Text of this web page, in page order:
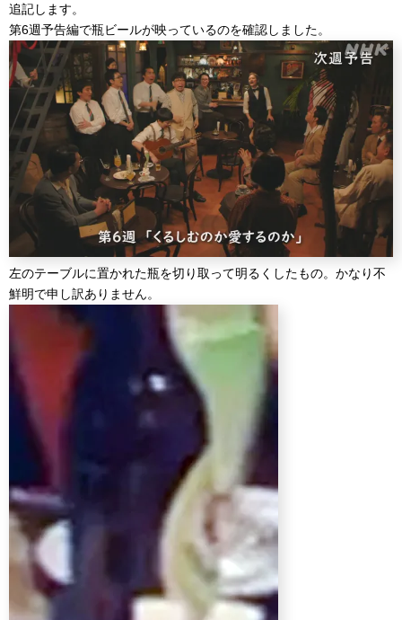
追記します。
第6週予告編で瓶ビールが映っているのを確認しました。
左のテーブルに置かれた瓶を切り取って明るくしたもの。かなり不
鮮明で申し訳ありません。